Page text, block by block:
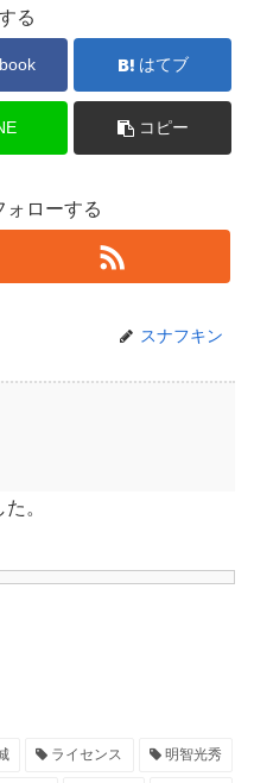
る
はてブ
コピー
ォローする
スナフキン
。
ライセンス 明智光秀